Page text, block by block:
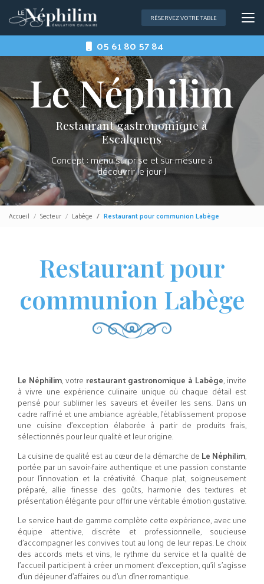
contenu
principal 05 61 80 57 84
RÉSERVEZ VOTRE TABLE
Restaurant gastronomique à
Escalquens
Concept : menu surprise et sur mesure à
découvrir le jour J
Accueil Secteur Labège Restaurant pour communion Labège
Restaurant pour
communion Labège
Le Néphilim, votre restaurant gastronomique à Labège, invite
à vivre une expérience culinaire unique où chaque détail est
pensé pour sublimer les saveurs et éveiller les sens. Dans un
cadre raffiné et une ambiance agréable, l’établissement propose
une cuisine d’exception élaborée à partir de produits frais,
sélectionnés pour leur qualité et leur origine.
La cuisine de qualité est au cœur de la démarche de Le Néphilim,
portée par un savoir-faire authentique et une passion constante
pour l’innovation et la créativité. Chaque plat, soigneusement
préparé, allie finesse des goûts, harmonie des textures et
présentation élégante pour offrir une véritable émotion gustative.
Le service haut de gamme complète cette expérience, avec une
équipe attentive, discrète et professionnelle, soucieuse
d’accompagner les convives tout au long de leur repas. Le choix
des accords mets et vins, le rythme du service et la qualité de
l’accueil participent à créer un moment d’exception, qu’il s’agisse
d’un déjeuner d’affaires ou d’un dîner romantique.